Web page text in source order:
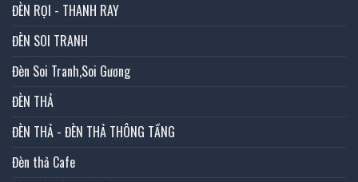
ĐÈN RỌI - THANH RAY
ĐÈN SOI TRANH
Đèn Soi Tranh,Soi Gương
ĐÈN THẢ
ĐÈN THẢ - ĐÈN THẢ THÔNG TẦNG
Đèn thả Cafe